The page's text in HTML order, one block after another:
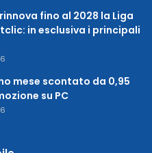
fino al 2028 la Liga
in esclusiva i principali
mese scontato da 0,95
su PC